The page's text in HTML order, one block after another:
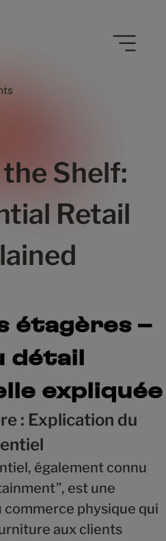
Shelf:
Retail
étagères –
détail
expliquée
: Explication du
également connu
est une
physique qui
aux clients